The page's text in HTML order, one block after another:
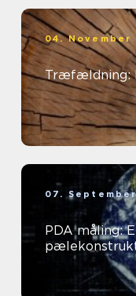
04. November
Træfældning:
07.
PDA måling: